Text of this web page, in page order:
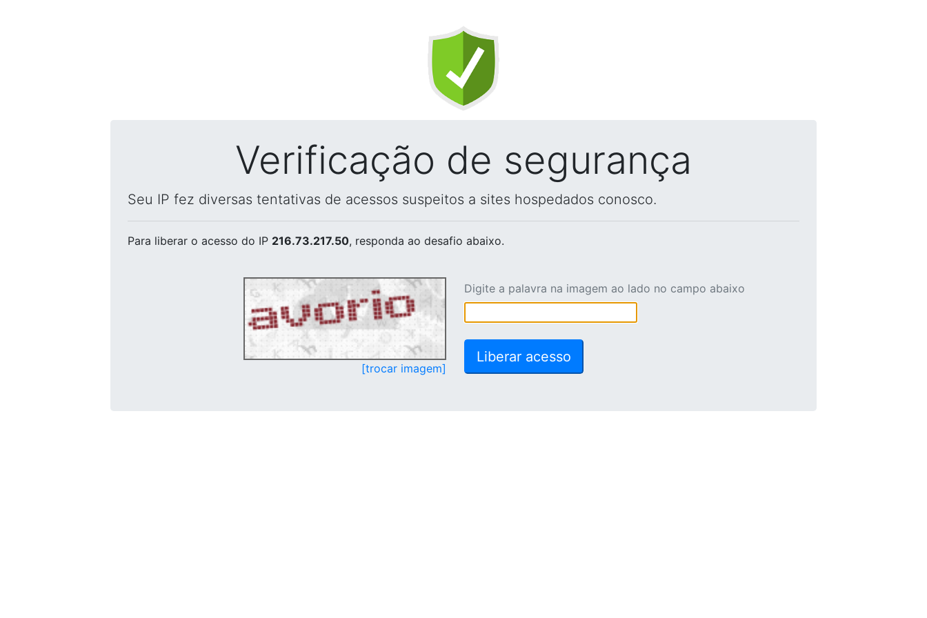
Verificação de segurança
Seu IP fez diversas tentativas de acessos suspeitos a sites hospedados conosco.
Para liberar o acesso do IP 216.73.217.50, responda ao desafio abaixo.
[trocar imagem]
Digite a palavra na imagem ao lado no campo abaixo